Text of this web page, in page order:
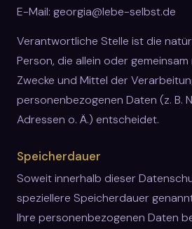
E-Mail: georgia@lebe-selbst.de
Verantwortliche Stelle ist die
Person, die allein oder
Zwecke und Mittel der
personenbezogenen Daten (z. B.
Adressen o. Ä.) entscheidet.
Speicherdauer
Soweit innerhalb dieser
speziellere Speicherdauer
Ihre personenbezogenen Daten